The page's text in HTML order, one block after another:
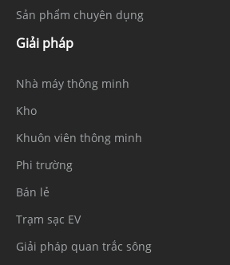
Sản phẩm chuyên dụng
Giải pháp
Nhà máy thông minh
Kho
Khuôn viên thông minh
Phi trường
Bán lẻ
Trạm sạc EV
Giải pháp quan trắc sông